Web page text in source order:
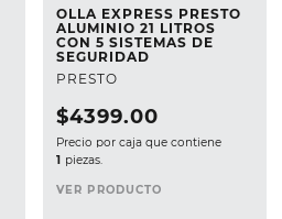
OLLA EXPRESS PRESTO
ALUMINIO 21 LITROS
CON 5 SISTEMAS DE
SEGURIDAD
PRESTO
$4399.00
Precio por caja que contiene
1 piezas.
VER PRODUCTO